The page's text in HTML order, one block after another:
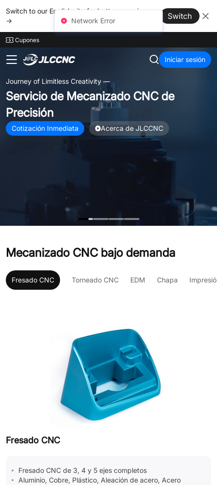
Switch to our English site for better experience
→
Switch
Cupones
JLCCNC Iniciar sesión
Journey of Limitless Creativity —
Servicio de Mecanizado CNC de
Precisión
Cotización Inmediata Acerca de JLCCNC
Mecanizado CNC bajo demanda
Fresado CNC Torneado CNC EDM Chapa
Fresado CNC
Fresado CNC de 3, 4 y 5 ejes completos
Aluminio, Cobre, Plástico, Aleación de acero, Acero